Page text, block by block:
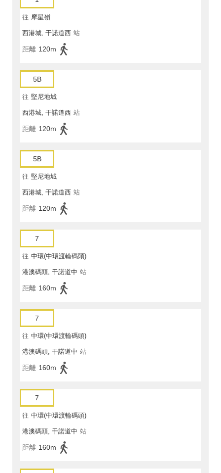
往 摩星嶺
西港城, 干諾道西 站
距離 120m
5B
往 堅尼地城
西港城, 干諾道西 站
距離 120m
5B
往 堅尼地城
西港城, 干諾道西 站
距離 120m
7
往 中環(中環渡輪碼頭)
港澳碼頭, 干諾道中 站
距離 160m
7
往 中環(中環渡輪碼頭)
港澳碼頭, 干諾道中 站
距離 160m
7
往 中環(中環渡輪碼頭)
港澳碼頭, 干諾道中 站
距離 160m